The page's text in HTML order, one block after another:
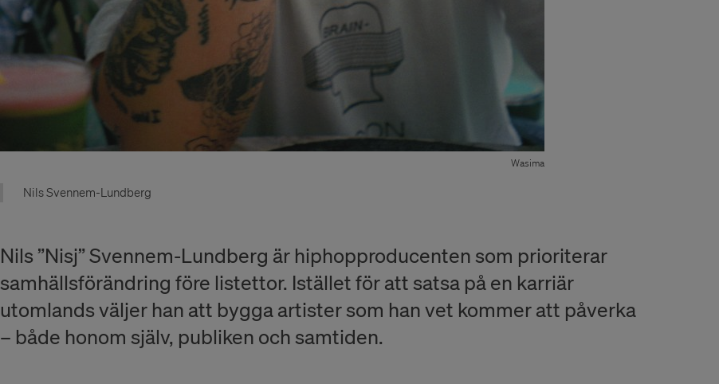
Wasima
Nils Svennem-Lundberg
Nils ”Nisj” Svennem-Lundberg är hiphopproducenten som prioriterar
samhällsförändring före listettor. Istället för att satsa på en karriär
utomlands väljer han att bygga artister som han vet kommer att påverka
– både honom själv, publiken och samtiden.